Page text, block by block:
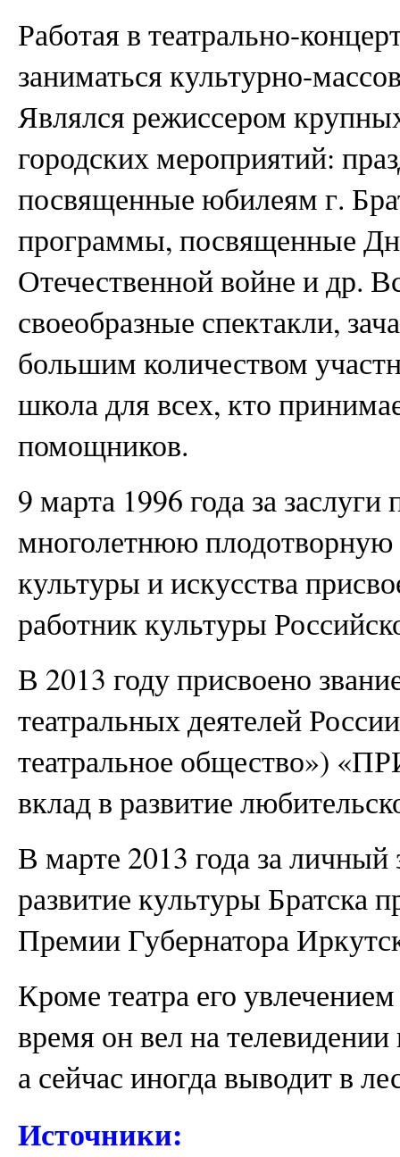
Работая в театрально-
заниматься культурно-
Являлся режиссером
городских мероприятий:
посвященные юбилеям г.
программы, посвященные
Отечественной войне и др.
своеобразные спектакли,
большим количеством
школа для всех, кто
помощников.
9 марта 1996 года за заслуги
многолетнюю плодотворную
культуры и искусства
работник культуры
В 2013 году присвоено
театральных деятелей
театральное общество»)
вклад в развитие
В марте 2013 года за
развитие культуры Братска
Премии Губернатора
Кроме театра его
время он вел на
а сейчас иногда выводит в
Источники: